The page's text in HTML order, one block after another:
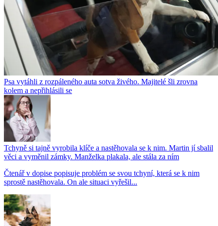
Psa vytáhli z rozpáleného auta sotva živého. Majitelé šli zrovna
kolem a nepřihlásili se
Tchyně si tajně vyrobila klíče a nastěhovala se k nim. Martin jí sbalil
věci a vyměnil zámky. Manželka plakala, ale stála za ním
Čtenář v dopise popisuje problém se svou tchyní, která se k nim
sprostě nastěhovala. On ale situaci vyřešil...